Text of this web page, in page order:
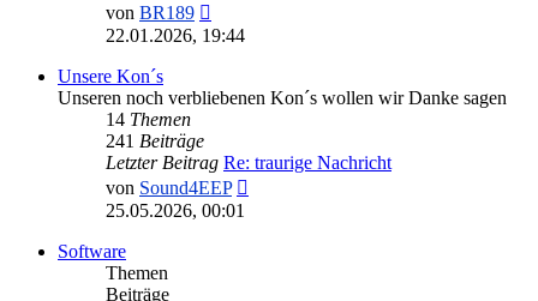
von BR189
Beitrag
22.01.2026, 19:44
Unsere Kon´s
Unseren noch verbliebenen Kon´s wollen wir Danke sagen
14 Themen
241 Beiträge
Letzter Beitrag Re: traurige Nachricht
von Sound4EEP
25.05.2026, 00:01
Software
Themen
Beiträge